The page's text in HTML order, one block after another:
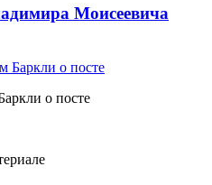
Моисеевича
о посте